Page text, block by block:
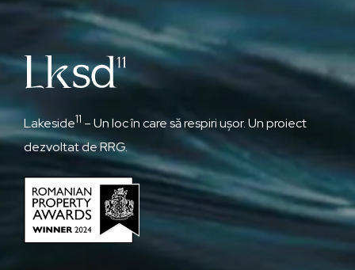
Lakeside11 – Un loc în care să respiri ușor. Un proiect
dezvoltat de RRG.